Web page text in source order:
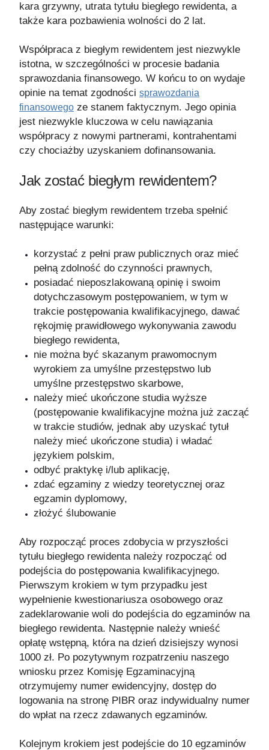
kara grzywny, utrata tytułu biegłego rewidenta, a
także kara pozbawienia wolności do 2 lat.
Współpraca z biegłym rewidentem jest niezwykle
istotna, w szczególności w procesie badania
sprawozdania finansowego. W końcu to on wydaje
opinie na temat zgodności sprawozdania
finansowego ze stanem faktycznym. Jego opinia
jest niezwykle kluczowa w celu nawiązania
współpracy z nowymi partnerami, kontrahentami
czy chociażby uzyskaniem dofinansowania.
Jak zostać biegłym rewidentem?
Aby zostać biegłym rewidentem trzeba spełnić
następujące warunki:
korzystać z pełni praw publicznych oraz mieć
pełną zdolność do czynności prawnych,
posiadać nieposzlakowaną opinię i swoim
dotychczasowym postępowaniem, w tym w
trakcie postępowania kwalifikacyjnego, dawać
rękojmię prawidłowego wykonywania zawodu
biegłego rewidenta,
nie można być skazanym prawomocnym
wyrokiem za umyślne przestępstwo lub
umyślne przestępstwo skarbowe,
należy mieć ukończone studia wyższe
(postępowanie kwalifikacyjne można już zacząć
w trakcie studiów, jednak aby uzyskać tytuł
należy mieć ukończone studia) i władać
językiem polskim,
odbyć praktykę i/lub aplikację,
zdać egzaminy z wiedzy teoretycznej oraz
egzamin dyplomowy,
złożyć ślubowanie
Aby rozpocząć proces zdobycia w przyszłości
tytułu biegłego rewidenta należy rozpocząć od
podejścia do postępowania kwalifikacyjnego.
Pierwszym krokiem w tym przypadku jest
wypełnienie kwestionariusza osobowego oraz
zadeklarowanie woli do podejścia do egzaminów na
biegłego rewidenta. Następnie należy wnieść
opłatę wstępną, która na dzień dzisiejszy wynosi
1000 zł. Po pozytywnym rozpatrzeniu naszego
wniosku przez Komisję Egzaminacyjną
otrzymujemy numer ewidencyjny, dostęp do
logowania na stronę PIBR oraz indywidualny numer
do wpłat na rzecz zdawanych egzaminów.
Kolejnym krokiem jest podejście do 10 egzaminów